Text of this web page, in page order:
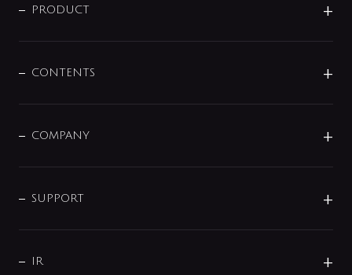
商品に関して
その他
PRODUCT
センサー・タッチ水栓
単水栓
分岐
配管システム
CONTENTS
じぶんシャワーが見つかる
COMPANY
企業理念
会社概要
SUPPORT
よくあるご質問
IR